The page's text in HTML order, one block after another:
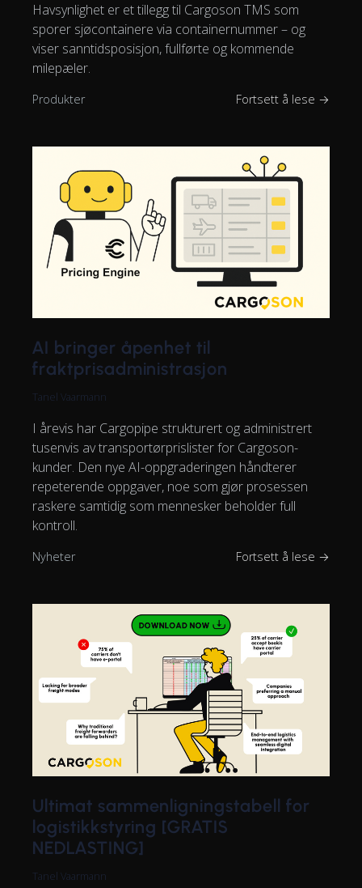
Havsynlighet er et tillegg til Cargoson TMS som
sporer sjøcontainere via containernummer – og
viser sanntidsposisjon, fullførte og kommende
milepæler.
Produkter Fortsett å lese →
AI bringer åpenhet til
fraktprisadministrasjon
Tanel Vaarmann
I årevis har Cargopipe strukturert og administrert
tusenvis av transportørprislister for Cargoson-
kunder. Den nye AI-oppgraderingen håndterer
repeterende oppgaver, noe som gjør prosessen
raskere samtidig som mennesker beholder full
kontroll.
Nyheter Fortsett å lese →
Ultimat sammenligningstabell for
logistikkstyring [GRATIS
NEDLASTING]
Tanel Vaarmann